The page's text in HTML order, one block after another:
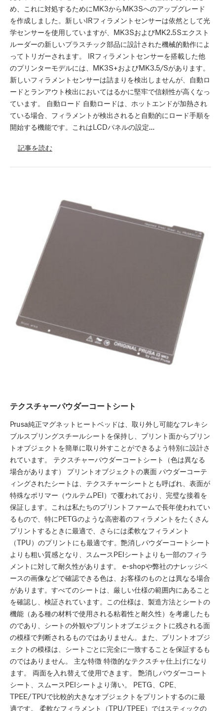
め、これに対処するためにMK3からMK3Sへのアップグレード
を作成しました。新しいIRフィラメントセンサーは依然として光
学センサーを使用していますが、MK3SおよびMK2.5Sエクスト
ルーダーの新しいプラスチック部品に設計された機械的動作によ
ってトリガーされます。 IRフィラメントセンサーを搭載した他
のプリンターモデルには、MK3S+およびMK3.5/Sがあります。
新しいフィラメントセンサーは詰まりを検出しませんが、自動ロ
ードとランアウト検出においてはるかに堅牢で信頼性が高くなっ
ています。 自動ロード 自動ロードは、ホットエンドが加熱され
ている場合、フィラメントが検出されると自動的にロード手順を
開始する機能です。これはLCDパネルの設定…
記事を読む
テクスチャーパウダーコートシート
Prusa純正マグネットヒートベッドは、取り外し可能なフレキシ
ブルスプリングスチールシートを保持し、プリント面からプリン
トオブジェクトを簡単に取り外すことができるよう特別に設計さ
れています。 テクスチャーパウダーコートシート（色は異なる
場合があります） プリントオブジェクトの裏面 パウダーコーテ
ィングされたシートは、テクスチャーシートとも呼ばれ、表面が
特殊なポリマー（ウルテムPEI）で覆われており、完璧な接着を
保証します。これは私たちのプリントファームで長年使われてい
るもので、特にPETGのような高密着のフィラメントをたくさん
プリントするときに最適で、さらには柔軟なフィラメント
（TPU）のプリントにも最適です。艶消しパウダーコートシート
よりも粗い質感となり、スムースPEIシートよりも一部のフィラ
メントに対して耐久性があります。 e-shopや弊社のナレッジベ
ースの画像などで確認できる色は、お客様のものとは異なる場合
があります。すべてのシートは、厳しい仕様の範囲内にあること
を確認し、検証されています。この仕様は、製造方法とシートの
機能（ある種の材料で使用される粘着性と耐久性）を考慮したも
のであり、シートの外観やプリントオブエジェクトに残される面
の模様で判断されるものではありません。また、プリントオブジ
ェクトの模様は、シートごとに完全に一致することを保証するも
のではありません。 主な特徴 特徴的なテクスチャ仕上げになり
ます。 両面を入れ替えて使用できます。 艶消しパウダーコート
シート、スムースPEIシートより薄い。 PETG、CPE、
TPEE/TPUで比較的大きなオブジェクトをプリントするのに最
適です。 柔軟なフィラメント（TPU/TPEE）ではスティックの